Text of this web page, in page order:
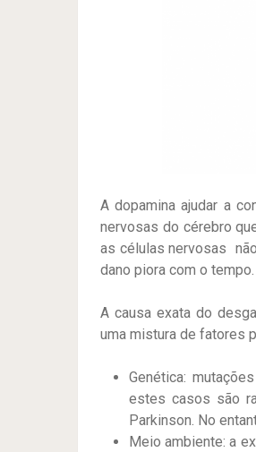
A dopamina ajudar a
nervosas do cérebro
as células nervosas
dano piora com o tempo.
A causa exata do
uma mistura de fatores
Genética:
estes casos são
Parkinson. No
Meio ambiente: a